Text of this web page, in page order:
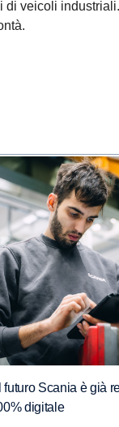
di veicoli
futuro Scania è già
digitale